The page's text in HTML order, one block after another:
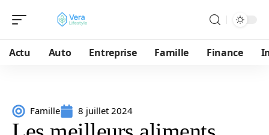
Actu Auto Entreprise Famille Finance
Famille 8 juillet 2024